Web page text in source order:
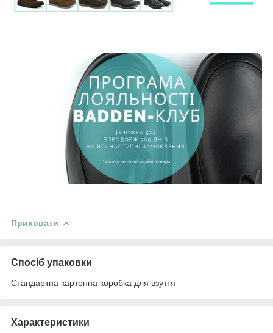
Приховати
Спосіб упаковки
Стандартна картонна коробка для взуття
Характеристики